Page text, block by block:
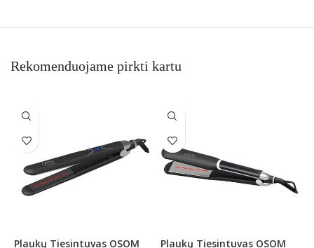
Rekomenduojame pirkti kartu
Plaukų Tiesintuvas OSOM
Plaukų Tiesintuvas OSOM